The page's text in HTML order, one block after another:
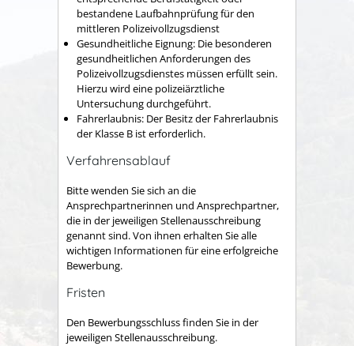
bestandene Laufbahnprüfung für den
mittleren Polizeivollzugsdienst
Gesundheitliche Eignung: Die besonderen
gesundheitlichen Anforderungen des
Polizeivollzugsdienstes müssen erfüllt sein.
Hierzu wird eine polizeiärztliche
Untersuchung durchgeführt.
Fahrerlaubnis: Der Besitz der Fahrerlaubnis
der Klasse B ist erforderlich.
Verfahrensablauf
Bitte wenden Sie sich an die
Ansprechpartnerinnen und Ansprechpartner,
die in der jeweiligen Stellenausschreibung
genannt sind. Von ihnen erhalten Sie alle
wichtigen Informationen für eine erfolgreiche
Bewerbung.
Fristen
Den Bewerbungsschluss finden Sie in der
jeweiligen Stellenausschreibung.